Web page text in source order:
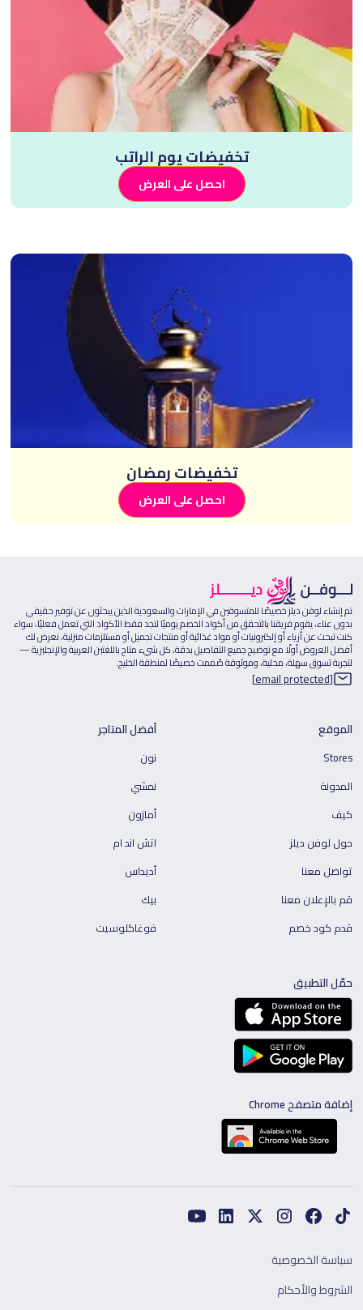
تخفيضات يوم الراتب
احصل على العرض
تخفيضات رمضان
احصل على العرض
تم إنشاء لوفن ديلز خصيصًا للمتسوقين في الإمارات والسعودية الذين يبحثون عن توفير حقيقي
بدون عناء، يقوم فريقنا بالتحقق من أكواد الخصم يوميًا لتجد فقط الأكواد التي تعمل فعليًا، سواء
كنت تبحث عن أزياء أو إلكترونيات أو مواد غذائية أو منتجات تجميل أو مستلزمات منزلية، نعرض لك
أفضل العروض أولًا مع توضيح جميع التفاصيل بدقة، كل شيء متاح باللغتين العربية والإنجليزية —
لتجربة تسوق سهلة، محلية، وموثوقة صُممت خصيصًا لمنطقة الخليج.
[email protected]
الموقع
Stores
المدونة
كيف
حول لوفن ديلز
تواصل معنا
قم بالإعلان معنا
قدم كود خصم
أفضل المتاجر
نون
نمشي
أمازون
اتش اند ام
أديداس
بيك
فوغاكلوسيت
حمّل التطبيق
إضافة متصفح Chrome
سياسة الخصوصية
الشروط والأحكام